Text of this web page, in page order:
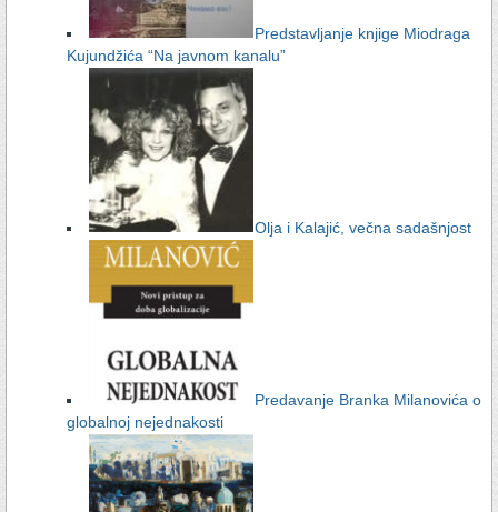
Predstavljanje knjige Miodraga
Kujundžića “Na javnom kanalu”
Olja i Kalajić, večna sadašnjost
Predavanje Branka Milanovića o
globalnoj nejednakosti